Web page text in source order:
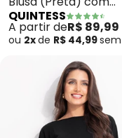
Detalhes em Tule nas
Mangas
QUINTESS
A partir deR$ 89,99
ou 2xde R$ 44,99sem